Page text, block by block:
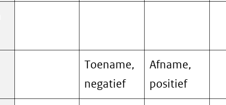
Toename,
negatief
Afname,
positief